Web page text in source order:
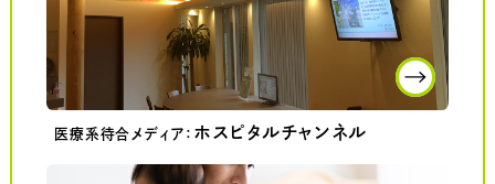
医療系待合メディア： ホスピタルチャンネル